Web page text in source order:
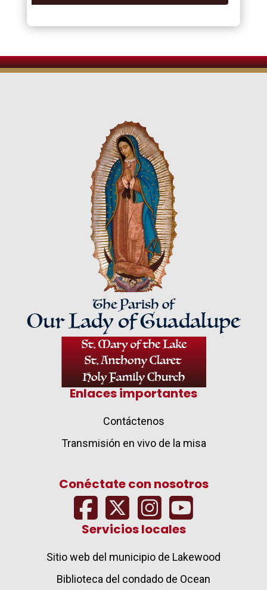
Enlaces importantes
Contáctenos
Transmisión en vivo de la misa
Conéctate con nosotros
Servicios locales
Sitio web del municipio de Lakewood
Biblioteca del condado de Ocean